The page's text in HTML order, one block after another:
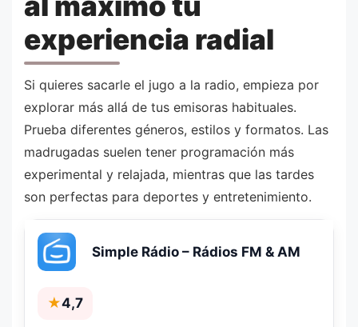
experiencia radial
Si quieres sacarle el jugo a la radio, empieza por
explorar más allá de tus emisoras habituales.
Prueba diferentes géneros, estilos y formatos. Las
madrugadas suelen tener programación más
experimental y relajada, mientras que las tardes
son perfectas para deportes y entretenimiento.
Simple Rádio – Rádios FM & AM
★4,7